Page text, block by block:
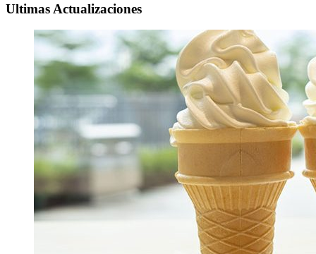
Ultimas Actualizaciones